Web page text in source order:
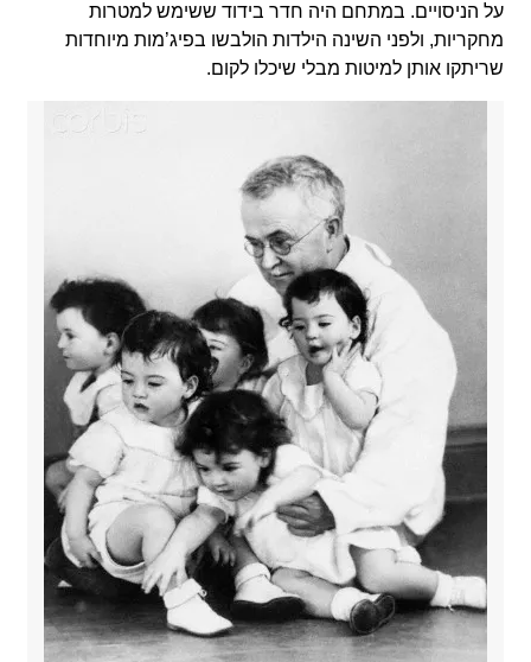
על הניסויים. במתחם היה חדר בידוד ששימש למטרות
מחקריות, ולפני השינה הילדות הולבשו בפיג’מות מיוחדות
שריתקו אותן למיטות מבלי שיכלו לקום.